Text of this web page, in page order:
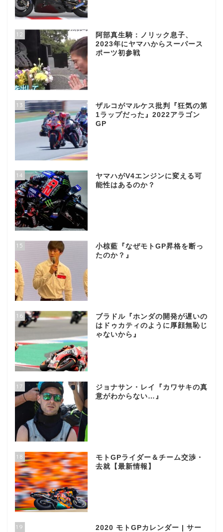
12
阿部真生騎：ノリック息子、
2023年にヤマハからスーパース
ポーツ初参戦
13
ザルコがマルケス批判『狂気の第
1ラップだった』2022アラゴン
GP
14
ヤマハがV4エンジンに変える可
能性はあるのか？
15
小椋藍『なぜモトGP昇格を断っ
たのか？』
16
ブラドル『ホンダの開発が遅いの
はドゥカティのように厚顔無恥じ
ゃないから』
17
ジョナサン・レイ『カワサキの真
意がわからない…』
18
モトGPライダー＆チーム交渉・
去就【最新情報】
19 2020 モトGPカレンダー | サー